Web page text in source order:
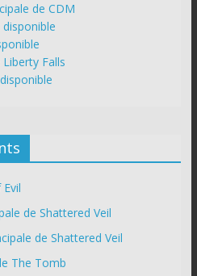
de CDM
Falls
de Shattered Veil
de Shattered Veil
The Tomb